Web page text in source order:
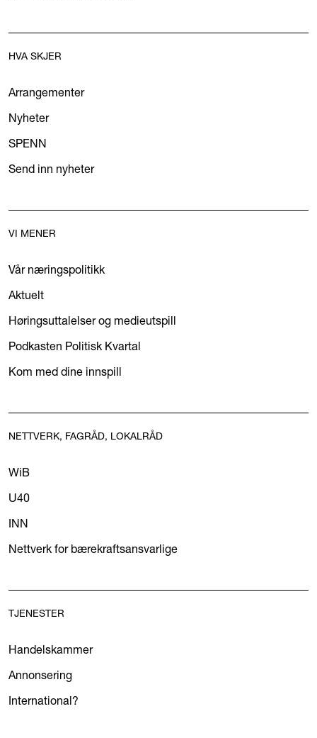
HVA SKJER
Arrangementer
Nyheter
SPENN
Send inn nyheter
VI MENER
Vår næringspolitikk
Aktuelt
Høringsuttalelser og medieutspill
Podkasten Politisk Kvartal
Kom med dine innspill
NETTVERK, FAGRÅD, LOKALRÅD
WiB
U40
INN
Nettverk for bærekraftsansvarlige
TJENESTER
Handelskammer
Annonsering
International?